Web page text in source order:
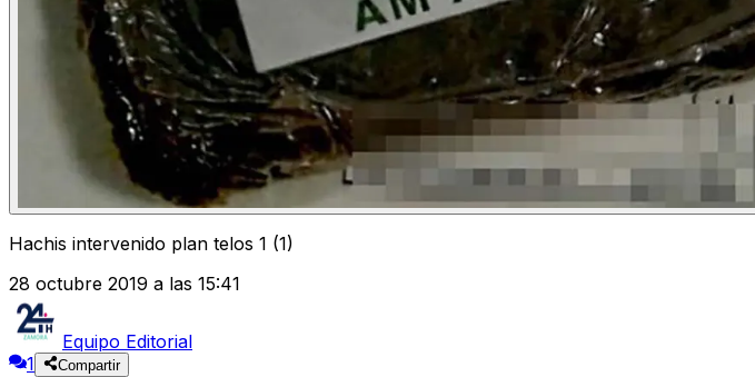
Hachis intervenido plan telos 1 (1)
28 octubre 2019 a las 15:41
Equipo Editorial
1
Compartir